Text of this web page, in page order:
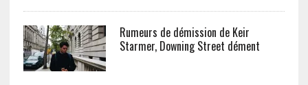
Rumeurs de démission de Keir
Starmer, Downing Street dément